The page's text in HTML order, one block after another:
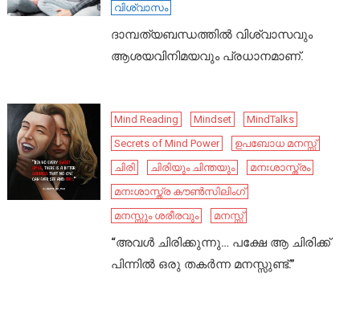
വിശ്വാസം
ദാമ്പത്യബന്ധത്തിൽ വിശ്വാസവും
ആശയവിനിമയവും പ്രധാനമാണ്.
Mind Reading Mindset
MindTalks
Secrets of Mind Power
ഉപബോധ മനസ്സ്
ചിരി
ചിരിയും ചിന്തയും
മനഃശാസ്ത്രം
മനഃശാസ്ത്ര കൗൺസിലിംഗ്
മനസ്സും ശരീരവും
മനസ്സ്
“അവൾ ചിരിക്കുന്നു… പക്ഷേ ആ ചിരിക്ക്
പിന്നിൽ ഒരു തകർന്ന മനസ്സുണ്ട്.”